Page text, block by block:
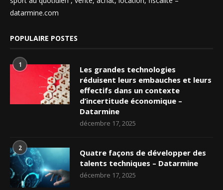
datarmine.com
POPULAIRE POSTES
1
Les grandes technologies
réduisent leurs embauches et leurs
effectifs dans un contexte
d’incertitude économique –
Datarmine
décembre 17, 2025
2
Quatre façons de développer des
talents techniques – Datarmine
décembre 17, 2025